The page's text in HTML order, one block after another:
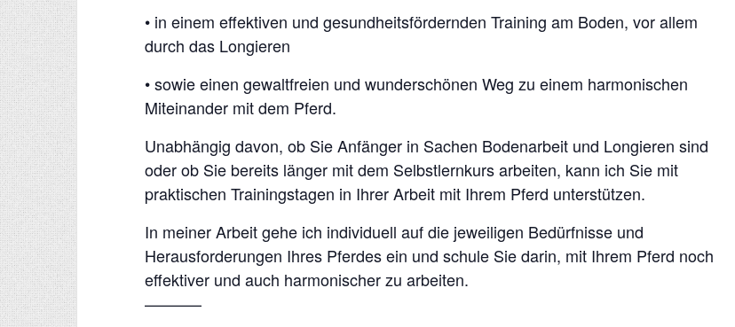
• in einem effektiven und gesundheitsfördernden Training am Boden, vor allem
durch das Longieren
• sowie einen gewaltfreien und wunderschönen Weg zu einem harmonischen
Miteinander mit dem Pferd.
Unabhängig davon, ob Sie Anfänger in Sachen Bodenarbeit und Longieren sind
oder ob Sie bereits länger mit dem Selbstlernkurs arbeiten, kann ich Sie mit
praktischen Trainingstagen in Ihrer Arbeit mit Ihrem Pferd unterstützen.
In meiner Arbeit gehe ich individuell auf die jeweiligen Bedürfnisse und
Herausforderungen Ihres Pferdes ein und schule Sie darin, mit Ihrem Pferd noch
effektiver und auch harmonischer zu arbeiten.
———–